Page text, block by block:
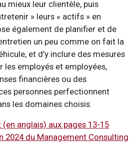
mieux leur clientèle, puis
» leurs « actifs » en
également de planifier et de
un peu comme on fait la
et d’y inclure des mesures
les employés et employées,
financières ou des
personnes perfectionnent
les domaines choisis.
anglais) aux pages 13-15
2024 du Management Consulting